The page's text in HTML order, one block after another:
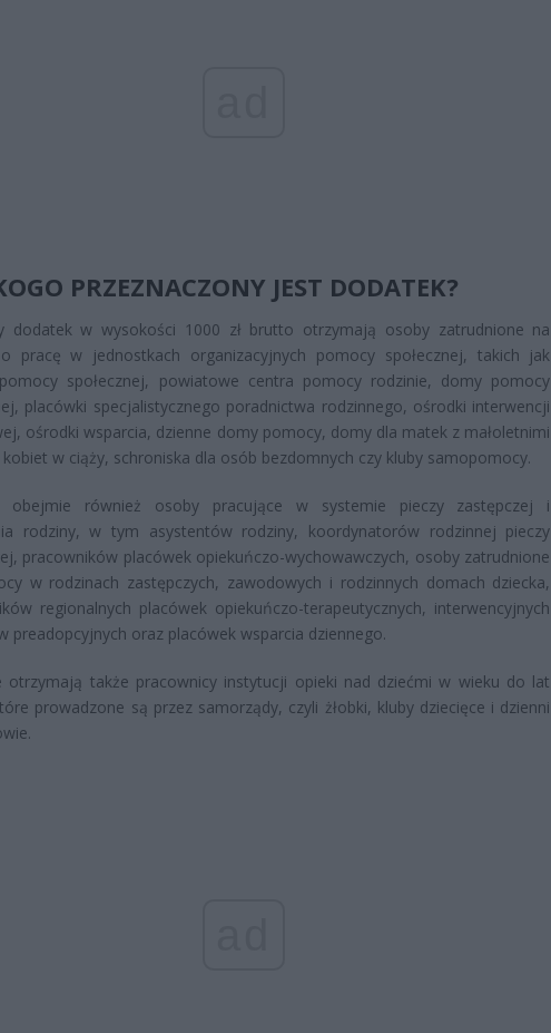
PRZEZNACZONY JEST DODATEK?
dodatek w wysokości 1000 zł brutto otrzymają osoby zatrudnione na
pracę w jednostkach organizacyjnych pomocy społecznej, takich jak
społecznej, powiatowe centra pomocy rodzinie, domy pomocy
placówki specjalistycznego poradnictwa rodzinnego, ośrodki interwencji
ośrodki wsparcia, dzienne domy pomocy, domy dla matek z małoletnimi
kobiet w ciąży, schroniska dla osób bezdomnych czy kluby samopomocy.
obejmie również osoby pracujące w systemie pieczy zastępczej i
rodziny, w tym asystentów rodziny, koordynatorów rodzinnej pieczy
pracowników placówek opiekuńczo-wychowawczych, osoby zatrudnione
w rodzinach zastępczych, zawodowych i rodzinnych domach dziecka,
regionalnych placówek opiekuńczo-terapeutycznych, interwencyjnych
preadopcyjnych oraz placówek wsparcia dziennego.
otrzymają także pracownicy instytucji opieki nad dziećmi w wieku do lat
prowadzone są przez samorządy, czyli żłobki, kluby dziecięce i dzienni